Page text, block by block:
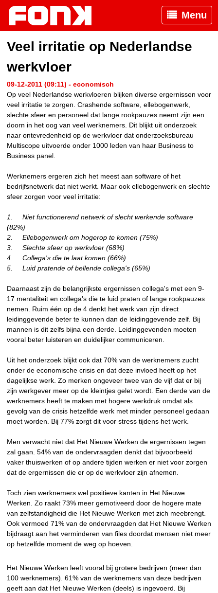
Menu
Veel irritatie op Nederlandse
werkvloer
09-12-2011 (09:11) - economisch
Op veel Nederlandse werkvloeren blijken diverse ergernissen voor
veel irritatie te zorgen. Crashende software, ellebogenwerk,
slechte sfeer en personeel dat lange rookpauzes neemt zijn een
doorn in het oog van veel werknemers. Dit blijkt uit onderzoek
naar ontevredenheid op de werkvloer dat onderzoeksbureau
Multiscope uitvoerde onder 1000 leden van haar Business to
Business panel.
Werknemers ergeren zich het meest aan software of het
bedrijfsnetwerk dat niet werkt. Maar ook ellebogenwerk en slechte
sfeer zorgen voor veel irritatie:
1.
Niet functionerend netwerk of slecht werkende software
(82%)
2.
Ellebogenwerk om hogerop te komen (75%)
3.
Slechte sfeer op werkvloer (68%)
4.
Collega's die te laat komen (66%)
5.
Luid pratende of bellende collega's (65%)
Daarnaast zijn de belangrijkste ergernissen collega's met een 9-
17 mentaliteit en collega's die te luid praten of lange rookpauzes
nemen. Ruim één op de 4 denkt het werk van zijn direct
leidinggevende beter te kunnen dan de leidinggevende zelf. Bij
mannen is dit zelfs bijna een derde. Leidinggevenden moeten
vooral beter luisteren en duidelijker communiceren.
Uit het onderzoek blijkt ook dat 70% van de werknemers zucht
onder de economische crisis en dat deze invloed heeft op het
dagelijkse werk. Zo merken ongeveer twee van de vijf dat er bij
zijn werkgever meer op de kleintjes gelet wordt. Een derde van de
werknemers heeft te maken met hogere werkdruk omdat als
gevolg van de crisis hetzelfde werk met minder personeel gedaan
moet worden. Bij 77% zorgt dit voor stress tijdens het werk.
Men verwacht niet dat Het Nieuwe Werken de ergernissen tegen
zal gaan. 54% van de ondervraagden denkt dat bijvoorbeeld
vaker thuiswerken of op andere tijden werken er niet voor zorgen
dat de ergernissen die er op de werkvloer zijn afnemen.
Toch zien werknemers wel positieve kanten in Het Nieuwe
Werken. Zo raakt 73% meer gemotiveerd door de hogere mate
van zelfstandigheid die Het Nieuwe Werken met zich meebrengt.
Ook vermoed 71% van de ondervraagden dat Het Nieuwe Werken
bijdraagt aan het verminderen van files doordat mensen niet meer
op hetzelfde moment de weg op hoeven.
Het Nieuwe Werken leeft vooral bij grotere bedrijven (meer dan
100 werknemers). 61% van de werknemers van deze bedrijven
geeft aan dat Het Nieuwe Werken (deels) is ingevoerd. Bij